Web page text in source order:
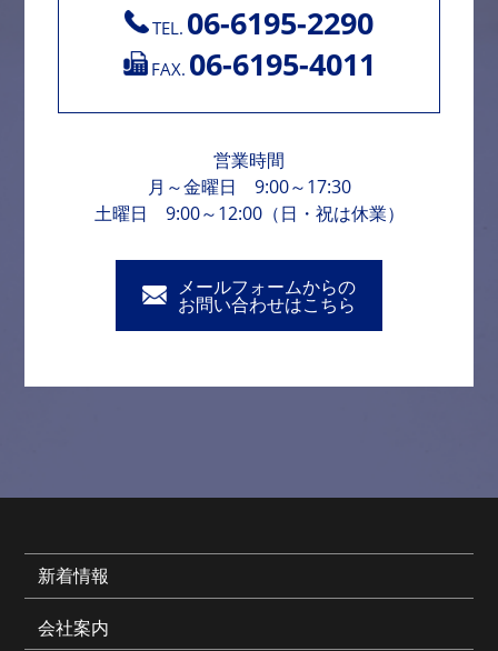
TEL. 06-6195-2290
FAX. 06-6195-4011
営業時間
月～金曜日 9:00～17:30
土曜日 9:00～12:00（日・祝は休業）
メールフォームからの
お問い合わせはこちら
新着情報
会社案内